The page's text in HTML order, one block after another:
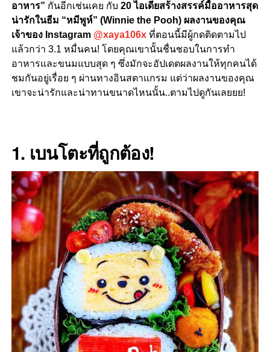
อาหาร” กันอีกเช่นเคย กับ 20 ไอเดียสร้างสรรค์มื้ออาหารสุด
น่ารักในธีม “หมีพูห์” (Winnie the Pooh) ผลงานของคุณ
เจ้าของ Instagram @xaya106x ที่ตอนนี้มีผู้กดติดตามไป
แล้วกว่า 3.1 หมื่นคน! โดยคุณเขานั้นชื่นชอบในการทำ
อาหารและขนมแบบสุด ๆ ซึ่งมักจะอัปเดตผลงานให้ทุกคนได้
ชมกันอยู่เรื่อย ๆ ผ่านทางอินสตาแกรม แต่ว่าผลงานของคุณ
เขาจะน่ารักและน่าทานขนาดไหนนั้น..ตามไปดูกันเลยยย!
1. เบนโตะที่ถูกต้อง!